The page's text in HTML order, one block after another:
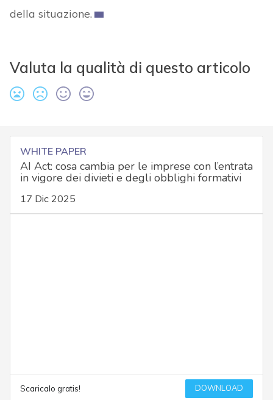
della situazione.
Valuta la qualità di questo articolo
WHITE PAPER
AI Act: cosa cambia per le imprese con l’entrata
in vigore dei divieti e degli obblighi formativi
17 Dic 2025
Scaricalo gratis! DOWNLOAD